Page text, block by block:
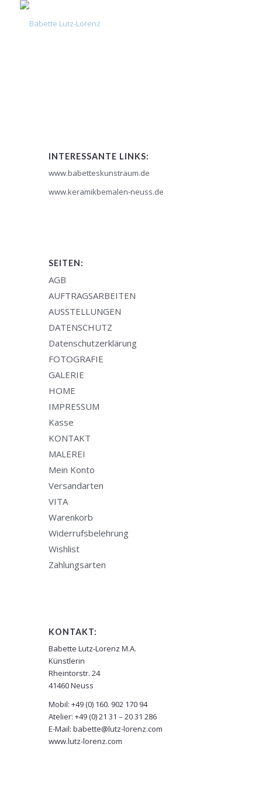
INTERESSANTE LINKS:
www.babetteskunstraum.de
www.keramikbemalen-neuss.de
SEITEN:
AGB
AUFTRAGSARBEITEN
AUSSTELLUNGEN
DATENSCHUTZ
Datenschutzerklärung
FOTOGRAFIE
GALERIE
HOME
IMPRESSUM
Kasse
KONTAKT
MALEREI
Mein Konto
Versandarten
VITA
Warenkorb
Widerrufsbelehrung
Wishlist
Zahlungsarten
KONTAKT:
Babette Lutz-Lorenz M.A.
Künstlerin
Rheintorstr. 24
41460 Neuss
Mobil: +49 (0) 160. 902 170 94
Atelier: +49 (0) 21 31 – 20 31 286
E-Mail: babette@lutz-lorenz.com
www.lutz-lorenz.com